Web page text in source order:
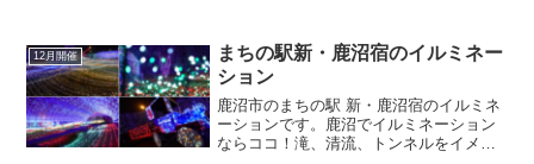
ャンペーンのネット情報まとめ！Twitter
上で情報が豊富...
12月開催
まちの駅新・鹿沼宿のイルミネー
ション
鹿沼市のまちの駅 新・鹿沼宿のイルミネ
ーションです。鹿沼でイルミネーション
ならココ！滝、清流、トンネルをイメー